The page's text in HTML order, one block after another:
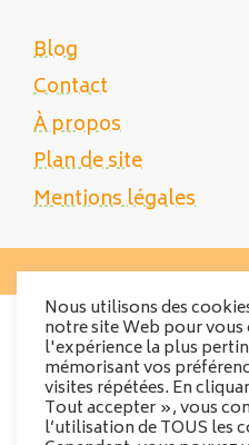
Blog
Contact
À propos
Plan de site
Mentions légales
Copyright 2025 Tente
Nous utilisons des
notre site Web pour
l'expérience la plus
mémorisant vos
visites répétées. En
Tout accepter », vous
l’utilisation de TOUS les